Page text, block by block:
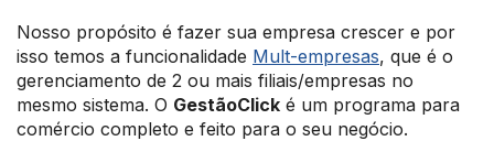
Nosso propósito é fazer sua empresa crescer e por
isso temos a funcionalidade Mult-empresas, que é o
gerenciamento de 2 ou mais filiais/empresas no
mesmo sistema. O GestãoClick é um programa para
comércio completo e feito para o seu negócio.